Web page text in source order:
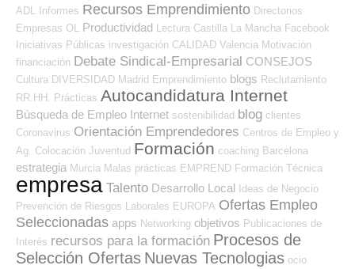
ADL
Informes Recursos Emprendimiento Directorios
Empresas OL
Productividad Lectura Castilla La Mancha Facebook
Iniciativas Públicas investigación CALIDAD Valencia Motivación
financiación Debate Sindical-Empresarial CONSEJOS
Cultura DIVERSIDAD Madrid Emprendimiento blogs Reclutamiento
RR.HH.
Prácticas Autocandidatura Internet
Búsqueda de Empleo Internet sostenibilidad blog clientes
Coronavirus Orientación Emprendedores Centros de Empleo y
Ag. Colocación Juventud Formación coaching Barcelona
estrategia Murcia Malas prácticas EMPREND Formación Técnica
empresa Talento Desarrollo Local Ideas de Negocio
Prevención de Riesgos Laborales EUROPA Ofertas Empleo
Seleccionadas apps Networking objetivos Publicaciones de
Interés recursos para la formación Procesos de
Selección Ofertas Nuevas Tecnologias ocio